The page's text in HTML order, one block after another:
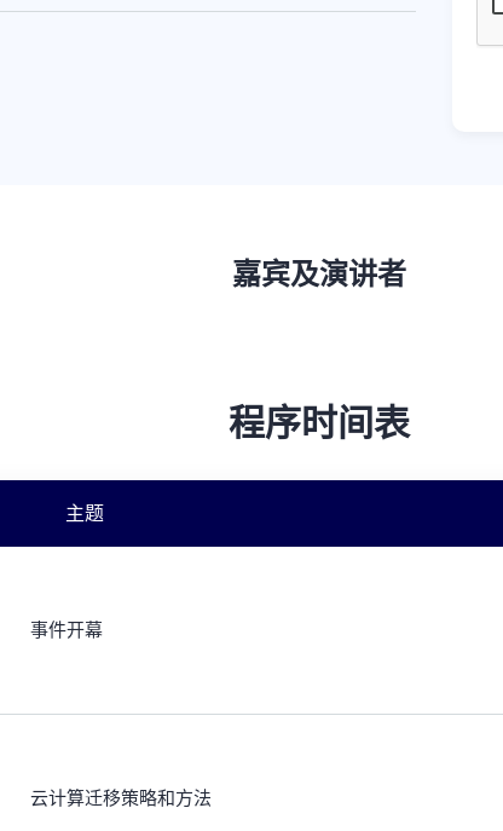
嘉宾及演讲者
程序时间表
主题
事件开幕
云计算迁移策略和方法